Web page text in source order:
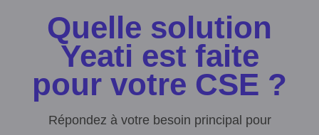
Quelle solution
Yeati est faite
pour votre CSE ?
Répondez à votre besoin principal pour